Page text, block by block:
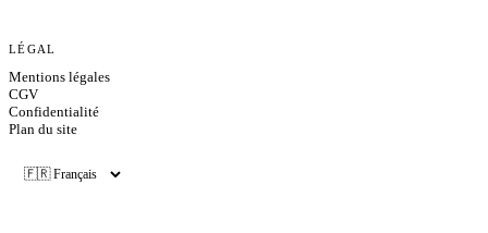
LÉGAL
Mentions légales
CGV
Confidentialité
Plan du site